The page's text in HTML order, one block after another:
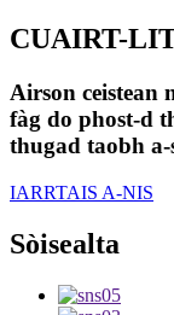
CUAIRT-
Airson ceistean
fàg do phost-d
thugad taobh
IARRTAIS A-NIS
Sòisealta